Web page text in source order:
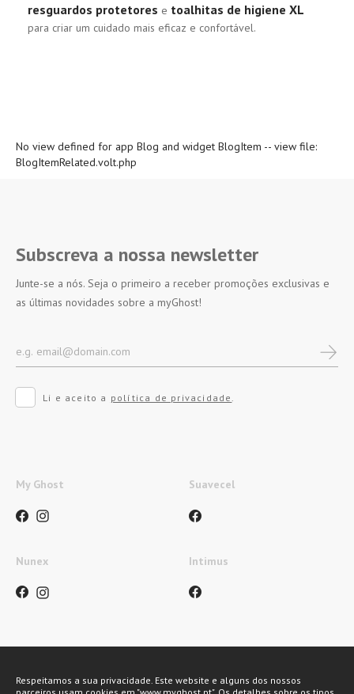
resguardos protetores e toalhitas de higiene XL
para criar um cuidado mais eficaz e confortável.
No view defined for app Blog and widget BlogItem -- view file:
BlogItemRelated.volt.php
Subscreva a nossa newsletter
Junte-se a nós. Seja o primeiro a receber promoções exclusivas e
as últimas novidades sobre a myGhost!
Li e aceito a política de privacidade.
My Ghost Suavecel
Nunex Intimus
Métodos de pagamento
Respeitamos a sua privacidade. Este website e alguns dos nossos